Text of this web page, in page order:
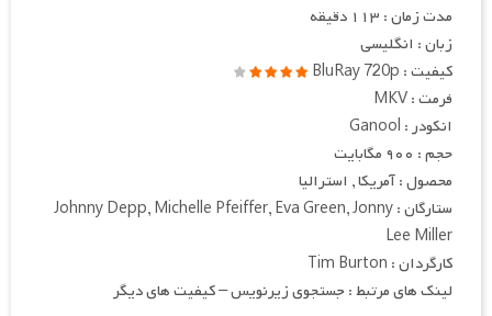
مدت زمان : ۱۱۳ دقیقه
زبان : انگلیسی
کیفیت : BluRay 720p
فرمت : MKV
انکودر : Ganool
حجم : ۹۰۰ مگابایت
محصول : آمریکا , استرالیا
ستارگان : Johnny Depp, Michelle Pfeiffer, Eva Green, Jonny
Lee Miller
کارگردان : Tim Burton
لینک های مرتبط : جستجوی زیرنویس – کیفیت های دیگر